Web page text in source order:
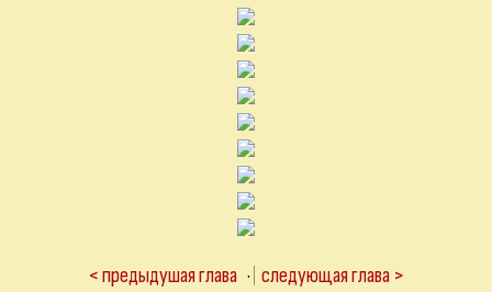
< предыдушая глава · следующая глава >